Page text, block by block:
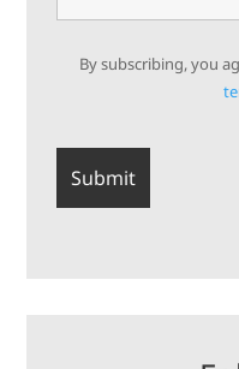
By subscribing, you